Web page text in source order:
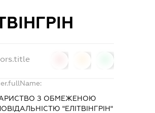
З ОБМЕЖЕНОЮ
"ЕЛІТВІНГРІН"